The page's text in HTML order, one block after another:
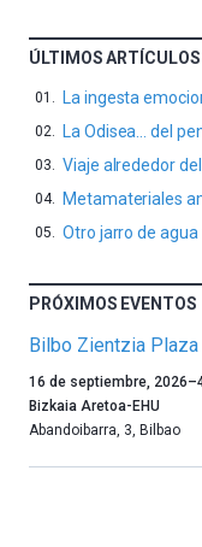
ÚLTIMOS ARTÍCULOS
La ingesta
La Odisea… del
Viaje alrededor
Metamateriales
Otro jarro de
PRÓXIMOS EVENTOS
Bilbo Zientzia
Un
año
más,
16 de septiembre, 2026–
Bizkaia Aretoa-EHU
Abandoibarra, 3, Bilbao